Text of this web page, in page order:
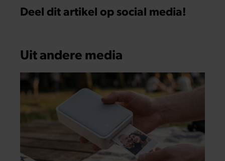
Deel dit artikel op social media!
Uit andere media